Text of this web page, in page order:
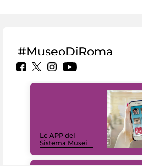
#MuseoDiRoma
Le APP del
Sistema Musei